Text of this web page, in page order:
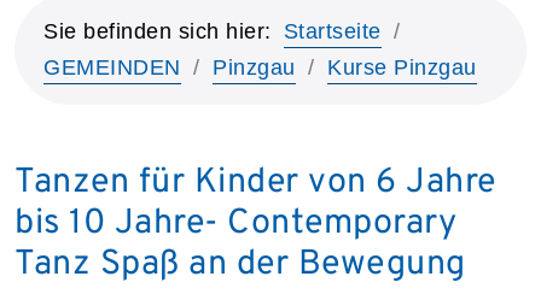
Sie befinden sich hier:
Startseite
GEMEINDEN
Pinzgau Kurse Pinzgau
Tanzen für Kinder von 6 Jahre
bis 10 Jahre- Contemporary
Tanz Spaß an der Bewegung